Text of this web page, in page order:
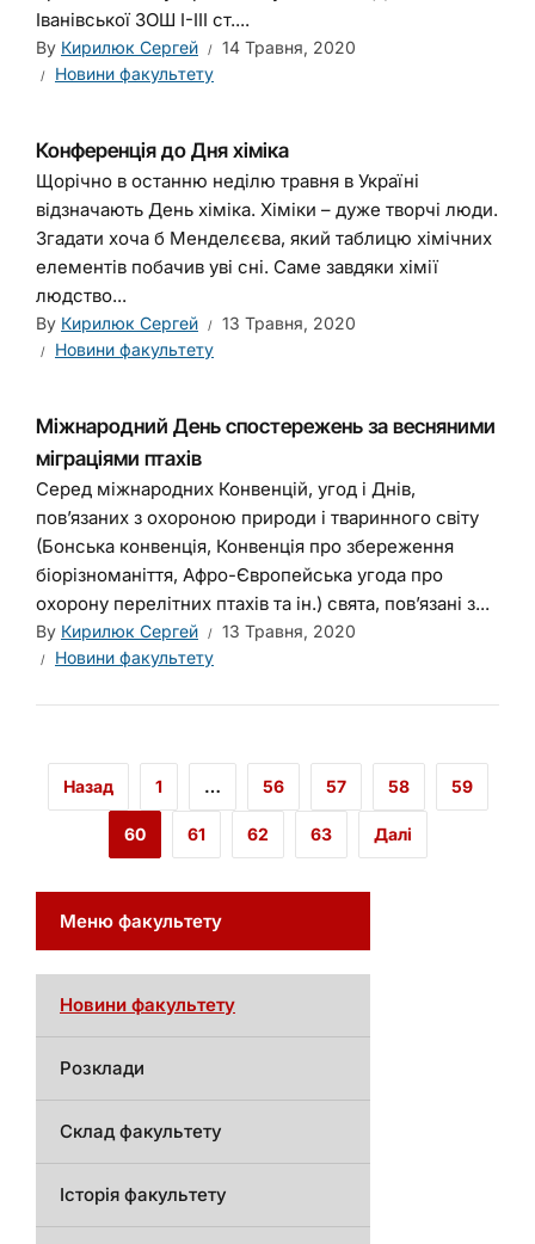
Іванівської ЗОШ І-ІІІ ст....
By Кирилюк Сергей
14 Травня, 2020
Новини факультету
Конференція до Дня хіміка
Щорічно в останню неділю травня в Україні
відзначають День хіміка. Хіміки – дуже творчі люди.
Згадати хоча б Менделєєва, який таблицю хімічних
елементів побачив уві сні. Саме завдяки хімії
людство...
By Кирилюк Сергей
13 Травня, 2020
Новини факультету
Міжнародний День спостережень за весняними
міграціями птахів
Серед міжнародних Конвенцій, угод і Днів,
пов’язаних з охороною природи і тваринного світу
(Бонська конвенція, Конвенція про збереження
біорізноманіття, Афро-Європейська угода про
охорону перелітних птахів та ін.) свята, пов’язані з...
By Кирилюк Сергей
13 Травня, 2020
Новини факультету
Назад 1 … 56 57 58 59
60 61 62 63 Далі
Меню факультету
Новини факультету
Розклади
Склад факультету
Історія факультету